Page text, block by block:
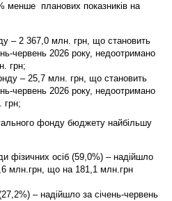
менше планових показників на
– 2 367,0 млн. грн, що становить
червень 2026 року, недоотримано
грн;
– 25,7 млн. грн, що становить
червень 2026 року, недоотримано
грн;
фонду бюджету найбільшу
фізичних осіб (59,0%) – надійшло
млн.грн, що на 181,1 млн.грн
– надійшло за січень-червень